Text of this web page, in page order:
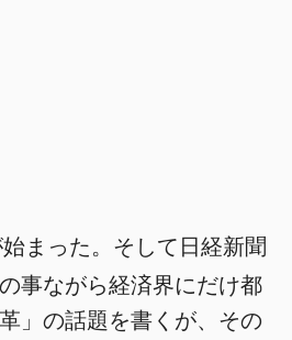
まった。そして日経新聞
事ながら経済界にだけ都
」の話題を書くが、その